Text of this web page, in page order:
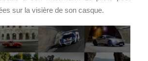
sur la visière de son casque.